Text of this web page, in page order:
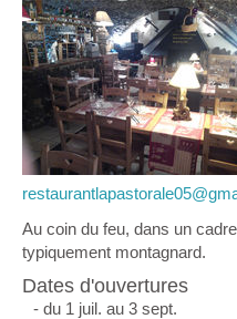
Au coin du feu, dans un
typiquement montagnard.
Dates d'ouvertures
- du 1 juil. au 3 sept.